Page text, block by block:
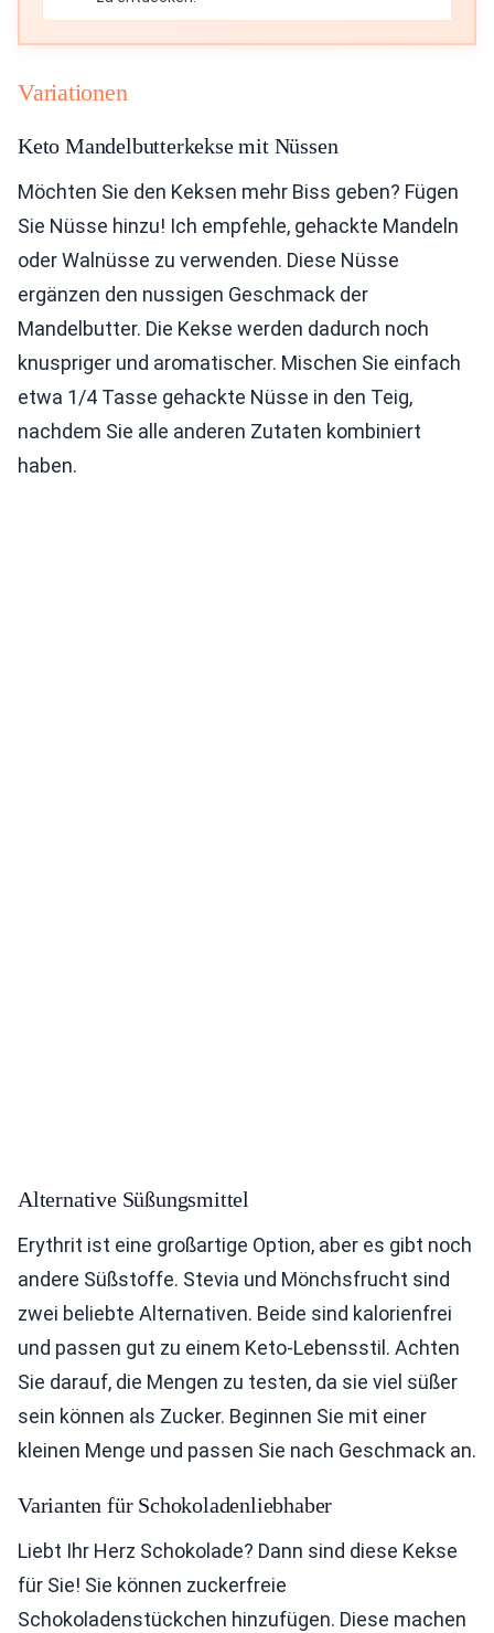
Variationen
Keto Mandelbutterkekse mit Nüssen
Möchten Sie den Keksen mehr Biss geben? Fügen
Sie Nüsse hinzu! Ich empfehle, gehackte Mandeln
oder Walnüsse zu verwenden. Diese Nüsse
ergänzen den nussigen Geschmack der
Mandelbutter. Die Kekse werden dadurch noch
knuspriger und aromatischer. Mischen Sie einfach
etwa 1/4 Tasse gehackte Nüsse in den Teig,
nachdem Sie alle anderen Zutaten kombiniert
haben.
Alternative Süßungsmittel
Erythrit ist eine großartige Option, aber es gibt noch
andere Süßstoffe. Stevia und Mönchsfrucht sind
zwei beliebte Alternativen. Beide sind kalorienfrei
und passen gut zu einem Keto-Lebensstil. Achten
Sie darauf, die Mengen zu testen, da sie viel süßer
sein können als Zucker. Beginnen Sie mit einer
kleinen Menge und passen Sie nach Geschmack an.
Varianten für Schokoladenliebhaber
Liebt Ihr Herz Schokolade? Dann sind diese Kekse
für Sie! Sie können zuckerfreie
Schokoladenstückchen hinzufügen. Diese machen